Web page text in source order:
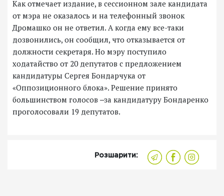
Как отмечает издание, в сессионном зале кандидата
от мэра не оказалось и на телефонный звонок
Дромашко он не ответил. А когда ему все-таки
дозвонились, он сообщил, что отказывается от
должности секретаря. Но мэру поступило
ходатайство от 20 депутатов с предложением
кандидатуры Сергея Бондарчука от
«Оппозиционного блока». Решение принято
большинством голосов ‒за кандидатуру Бондаренко
проголосовали 19 депутатов.
Розшарити: